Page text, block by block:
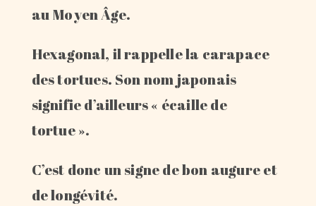
au Moyen Âge.
Hexagonal, il rappelle la carapace
des tortues. Son nom japonais
signifie d’ailleurs « écaille de
tortue ».
C’est donc un signe de bon augure et
de longévité.